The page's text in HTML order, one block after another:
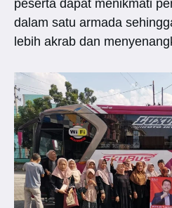
peserta dapat menikmati
dalam satu armada
lebih akrab dan